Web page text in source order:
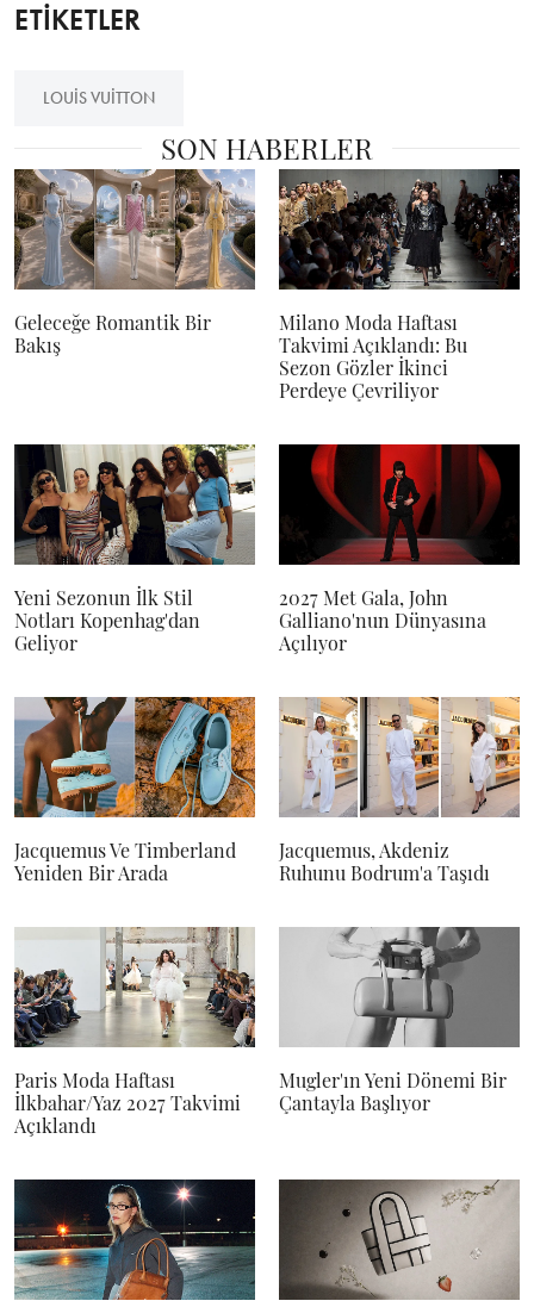
ETİKETLER
LOUIS VUITTON
SON HABERLER
Geleceğe Romantik Bir
Bakış
Milano Moda Haftası
Takvimi Açıklandı: Bu
Sezon Gözler İkinci
Perdeye Çevriliyor
Yeni Sezonun İlk Stil
Notları Kopenhag'dan
Geliyor
2027 Met Gala, John
Galliano'nun Dünyasına
Açılıyor
Jacquemus Ve Timberland
Yeniden Bir Arada
Jacquemus, Akdeniz
Ruhunu Bodrum'a Taşıdı
Paris Moda Haftası
İlkbahar/Yaz 2027 Takvimi
Açıklandı
Mugler'ın Yeni Dönemi Bir
Çantayla Başlıyor